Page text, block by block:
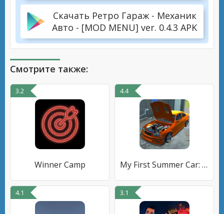
Скачать Ретро Гараж - Механик
Авто - [MOD MENU] ver. 0.4.3 APK
Смотрите также:
3.2
Winner Camp
4.4
My First Summer Car: Механик
4.1 3.1